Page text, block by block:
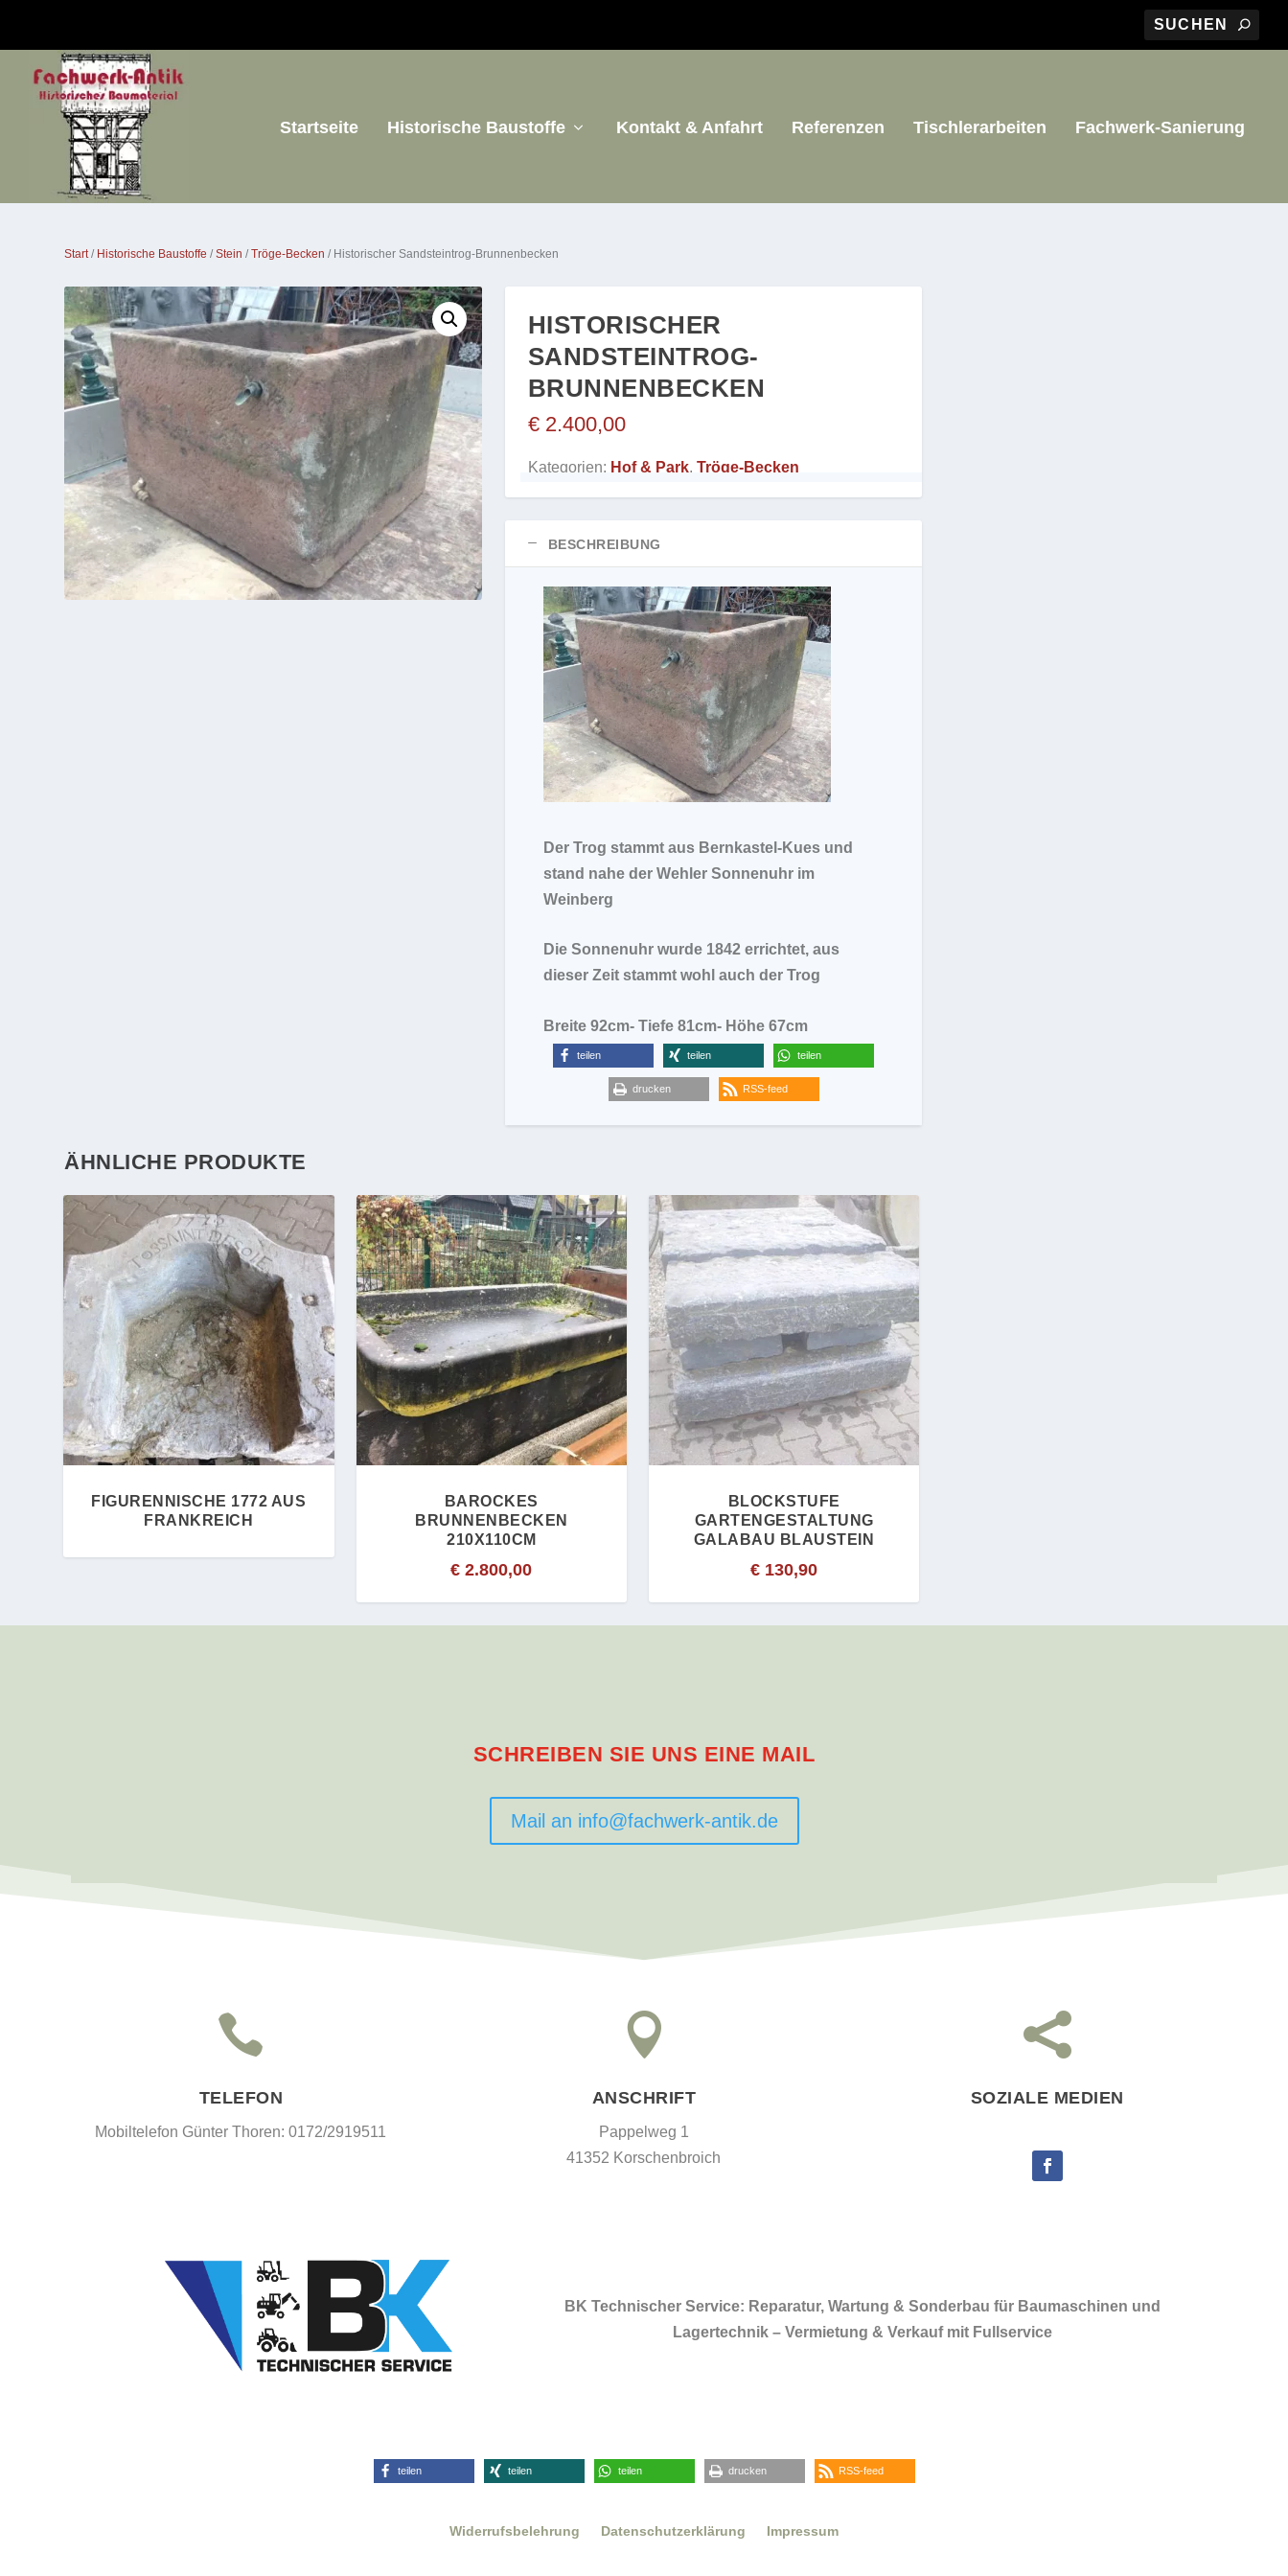
Startseite Historische Baustoffe Kontakt & Anfahrt Referenzen Tischlerarbeiten Fachwerk-Sanierung
Start/ Historische Baustoffe /Stein /Tröge-Becken / Historischer Sandsteintrog-Brunnenbecken
HISTORISCHER
SANDSTEINTROG-
BRUNNENBECKEN
€2.400,00
Kategorien: Hof & Park, Tröge-Becken
BESCHREIBUNG
Der Trog stammt aus Bernkastel-Kues und
stand nahe der Wehler Sonnenuhr im
Weinberg
Die Sonnenuhr wurde 1842 errichtet, aus
dieser Zeit stammt wohl auch der Trog
Breite 92cm- Tiefe 81cm- Höhe 67cm
teilen teilen teilen
drucken RSS-feed
ÄHNLICHE PRODUKTE
FIGURENNISCHE 1772 AUS
FRANKREICH
BAROCKES
BRUNNENBECKEN
210X110CM
€ 2.800,00
BLOCKSTUFE
GARTENGESTALTUNG
GALABAU BLAUSTEIN
€ 130,90
SCHREIBEN SIE UNS EINE MAIL
Mail an info@fachwerk-antik.de

TELEFON
Mobiltelefon Günter Thoren: 0172/2919511

ANSCHRIFT
Pappelweg 1
41352 Korschenbroich

SOZIALE MEDIEN
BK Technischer Service: Reparatur, Wartung & Sonderbau für Baumaschinen und
Lagertechnik – Vermietung & Verkauf mit Fullservice
teilen teilen teilen drucken RSS-feed
Widerrufsbelehrung Datenschutzerklärung Impressum